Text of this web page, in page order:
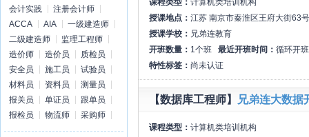
会计实践
注册会计师
ACCA
AIA
一级建造师
二级建造师
监理工程师
造价师
造价员
质检员
安全员
施工员
试验员
材料员
资料员
测量员
报关员
单证员
跟单员
报检员
物流师 采购师
授课地点： 江苏 南京市秦淮区王府大街63
授课学校： 兄弟连教育
开班数量： 1个班 最近开班时间： 循环开班
特性标签： 尚未认证
【数据库工程师】 兄弟连大数据
课程类型： 计算机类培训机构